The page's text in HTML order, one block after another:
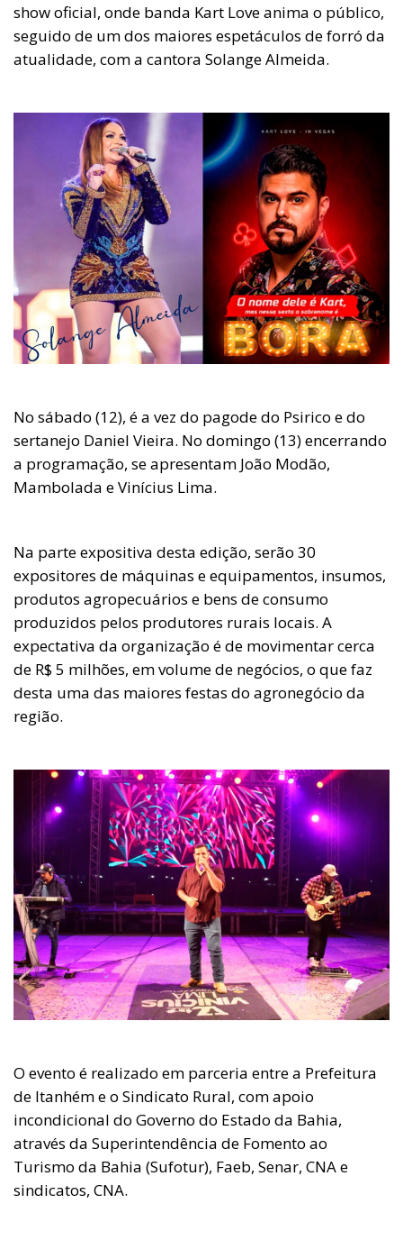
show oficial, onde banda Kart Love anima o público,
seguido de um dos maiores espetáculos de forró da
atualidade, com a cantora Solange Almeida.
No sábado (12), é a vez do pagode do Psirico e do
sertanejo Daniel Vieira. No domingo (13) encerrando
a programação, se apresentam João Modão,
Mambolada e Vinícius Lima.
Na parte expositiva desta edição, serão 30
expositores de máquinas e equipamentos, insumos,
produtos agropecuários e bens de consumo
produzidos pelos produtores rurais locais. A
expectativa da organização é de movimentar cerca
de R$ 5 milhões, em volume de negócios, o que faz
desta uma das maiores festas do agronegócio da
região.
O evento é realizado em parceria entre a Prefeitura
de Itanhém e o Sindicato Rural, com apoio
incondicional do Governo do Estado da Bahia,
através da Superintendência de Fomento ao
Turismo da Bahia (Sufotur), Faeb, Senar, CNA e
sindicatos, CNA.